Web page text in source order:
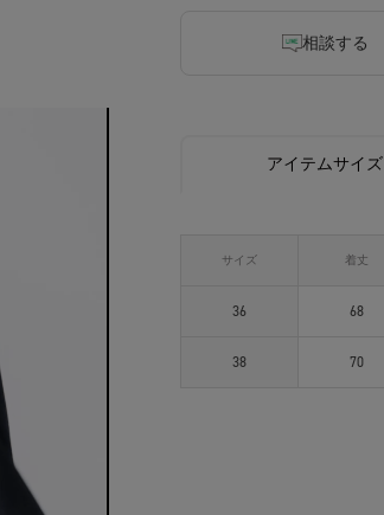
相談する
アイテムサイズ
サイズ 着丈
36 68
38 70